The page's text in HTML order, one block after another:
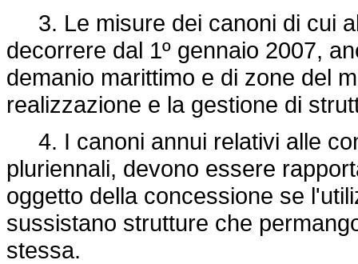
3. Le misure dei canoni di cui
decorrere dal 1º gennaio 2007,
demanio marittimo e di zone del
realizzazione e la gestione di
4. I canoni annui relativi alle
pluriennali, devono essere
oggetto della concessione se
sussistano strutture che
stessa.